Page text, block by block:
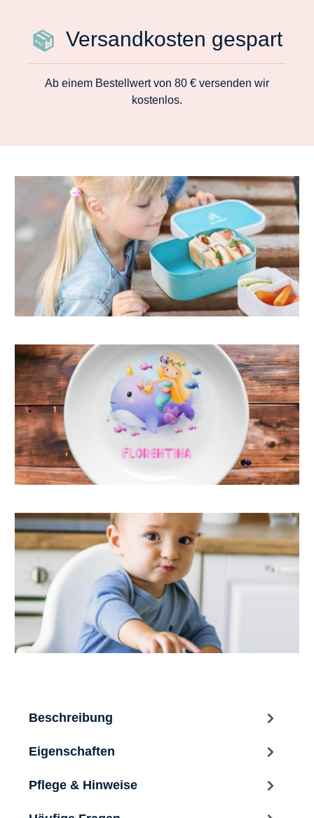
Versandkosten gespart
Ab einem Bestellwert von 80 € versenden wir
kostenlos.
Beschreibung
Eigenschaften
Pflege & Hinweise